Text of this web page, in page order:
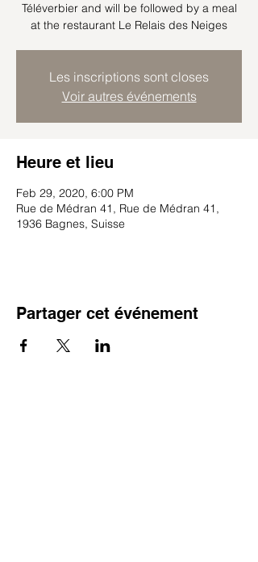
Téléverbier and will be followed by a meal
at the restaurant Le Relais des Neiges
Les inscriptions sont closes
Voir autres événements
Heure et lieu
Feb 29, 2020, 6:00 PM
Rue de Médran 41, Rue de Médran 41,
1936 Bagnes, Suisse
Partager cet événement